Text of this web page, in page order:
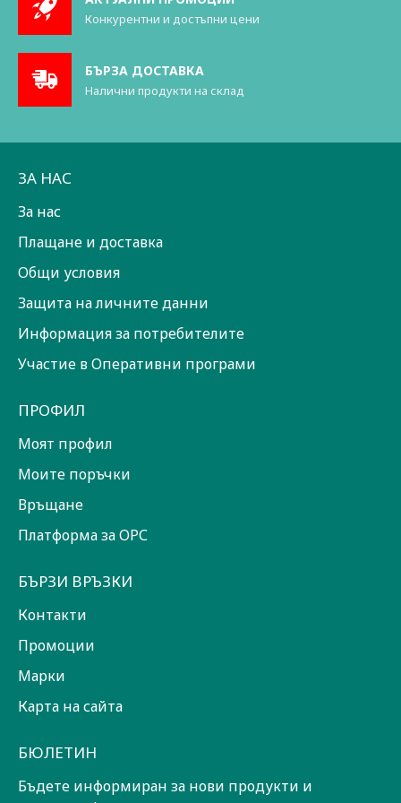
Конкурентни и достъпни цени
БЪРЗА ДОСТАВКА
Налични продукти на склад
ЗА НАС
За нас
Плащане и доставка
Общи условия
Защита на личните данни
Информация за потребителите
Участие в Оперативни програми
ПРОФИЛ
Моят профил
Моите поръчки
Връщане
Платформа за ОРС
БЪРЗИ ВРЪЗКИ
Контакти
Промоции
Марки
Карта на сайта
БЮЛЕТИН
Бъдете информиран за нови продукти и